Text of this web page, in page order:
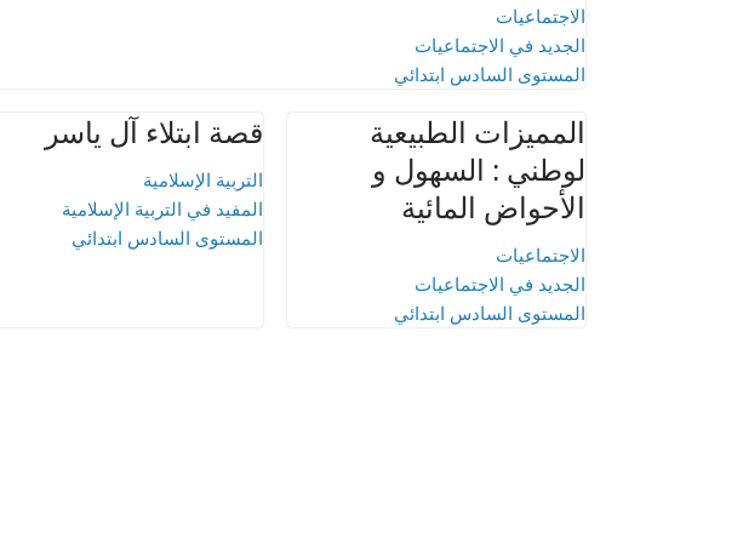
الاجتماعيات
الجديد في الاجتماعيات
المستوى السادس ابتدائي
المميزات الطبيعية
لوطني : السهول و
الأحواض المائية
الاجتماعيات
الجديد في الاجتماعيات
المستوى السادس ابتدائي
قصة ابتلاء آل ياسر
التربية الإسلامية
المفيد في التربية الإسلامية
المستوى السادس ابتدائي